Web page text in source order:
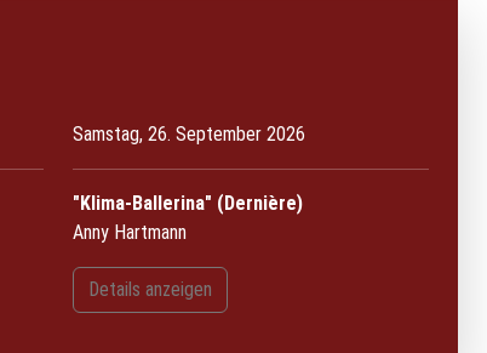
Samstag, 26. September 2026
"Klima-Ballerina" (Dernière)
Anny Hartmann
Details anzeigen